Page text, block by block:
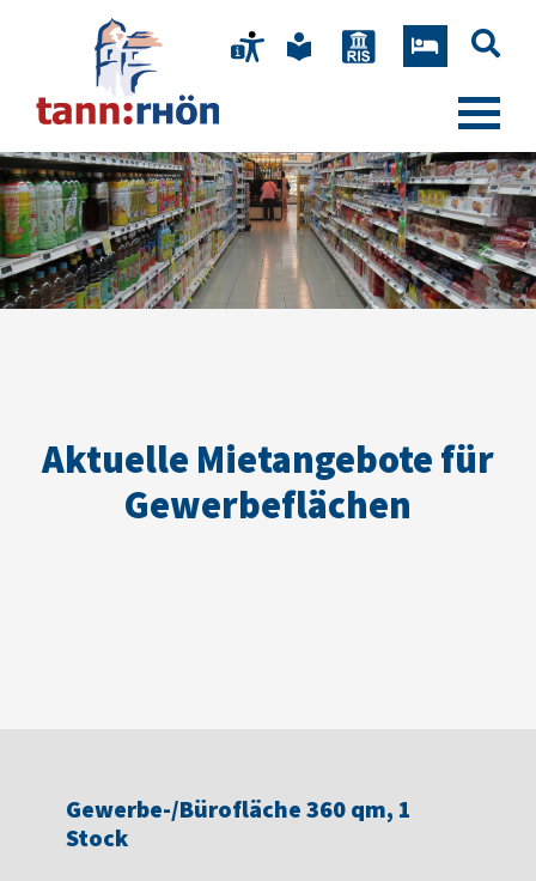
Aktuelle Mietangebote für
Gewerbeflächen
Gewerbe-/Bürofläche 360 qm, 1
Stock